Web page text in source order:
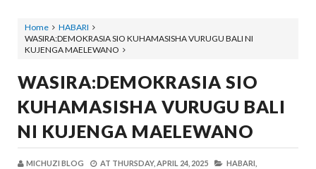
Home
HABARI
WASIRA:DEMOKRASIA SIO KUHAMASISHA VURUGU BALI NI
KUJENGA MAELEWANO
WASIRA:DEMOKRASIA SIO
KUHAMASISHA VURUGU BALI
NI KUJENGA MAELEWANO
MICHUZI BLOG AT THURSDAY, APRIL 24, 2025 HABARI,